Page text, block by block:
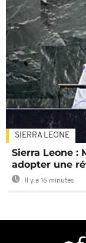
SIERRA LEONE
Sierra Leone :
adopter une
Il y a 16 minutes